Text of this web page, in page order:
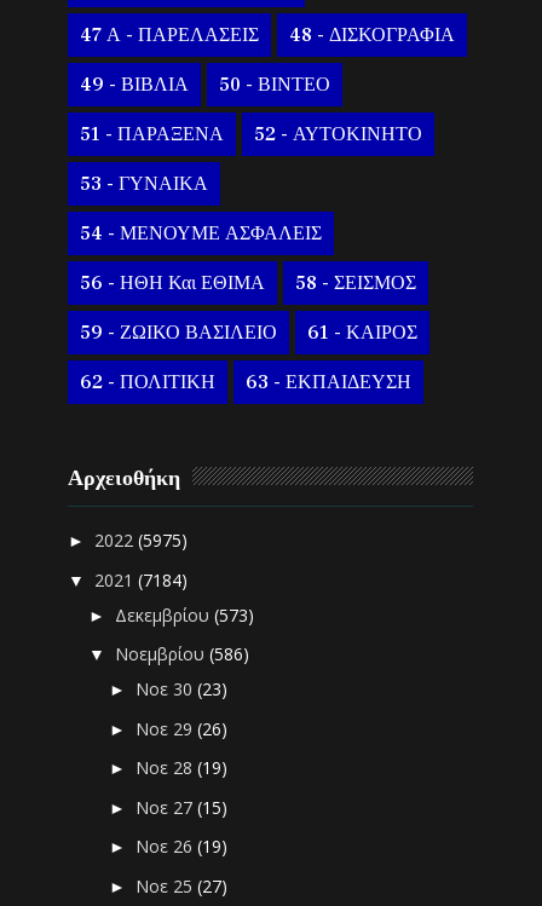
47 Α - ΠΑΡΕΛΑΣΕΙΣ 48 - ΔΙΣΚΟΓΡΑΦΙΑ
49 - ΒΙΒΛΙΑ 50 - ΒΙΝΤΕΟ
51 - ΠΑΡΑΞΕΝΑ 52 - ΑΥΤΟΚΙΝΗΤΟ
53 - ΓΥΝΑΙΚΑ
54 - ΜΕΝΟΥΜΕ ΑΣΦΑΛΕΙΣ
56 - ΗΘΗ Και ΕΘΙΜΑ 58 - ΣΕΙΣΜΟΣ
59 - ΖΩΙΚΟ ΒΑΣΙΛΕΙΟ 61 - ΚΑΙΡΟΣ
62 - ΠΟΛΙΤΙΚΗ 63 - ΕΚΠΑΙΔΕΥΣΗ
Αρχειοθήκη
► 2022(5975)
▼ 2021(7184)
► Δεκεμβρίου(573)
▼ Νοεμβρίου(586)
► Νοε 30(23)
► Νοε 29(26)
► Νοε 28(19)
► Νοε 27(15)
► Νοε 26(19)
► Νοε 25(27)